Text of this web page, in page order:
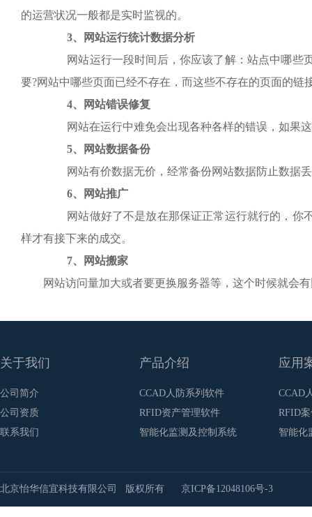
的运营状况一般都是实时监视的。
3、网站运行统计数据分析
网站运行一段时间后，你应该了解：站点中哪些
要?网站中哪些页面已经不存在，而这些不存在的页面的链
4、网站错误修复
网站在运行中难免会出现各种各样的错误，如果这
5、网站数据备份
网站有价数据无价，经常备份网站数据防止数据丢
6、网站推广
网站做好了不是放在那保证正常运行就行的，你
样才有接下来的成交。
7、网站搬家
网站访问量加大或者要更换服务器等，这个时候就会有
关于我们 产品介绍 应用
公司简介
公司资质
联系我们
CCAD人防系列软件
RFID资产管理软件
智能化监测及控制系统
CCAD
RFID
智能化
北京怡华信宜科技有限公司 版权所有 京ICP备12048106号-3